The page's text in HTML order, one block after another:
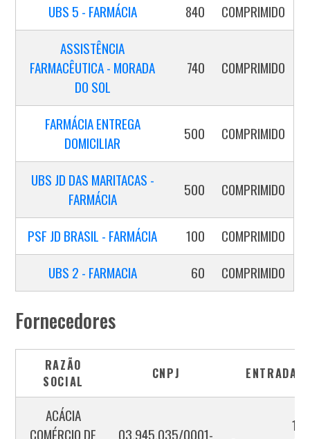
UBS 5 - FARMÁCIA
840
COMPRIMIDO
ASSISTÊNCIA
FARMACÊUTICA - MORADA
DO SOL
740 COMPRIMIDO
FARMÁCIA ENTREGA
DOMICILIAR
500 COMPRIMIDO
UBS JD DAS MARITACAS -
FARMÁCIA
500 COMPRIMIDO
PSF JD BRASIL - FARMÁCIA 100
COMPRIMIDO
UBS 2 - FARMACIA
60 COMPRIMIDO
Fornecedores
RAZÃO
SOCIAL
CNPJ ENTRADA
ACÁCIA
COMÉRCIO DE
03.945.035/0001-
17-